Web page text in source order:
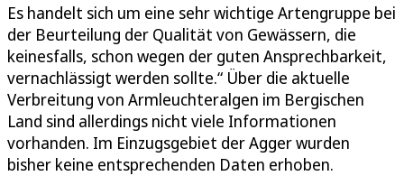
Es handelt sich um eine sehr wichtige Artengruppe bei
der Beurteilung der Qualität von Gewässern, die
keinesfalls, schon wegen der guten Ansprechbarkeit,
vernachlässigt werden sollte.“ Über die aktuelle
Verbreitung von Armleuchteralgen im Bergischen
Land sind allerdings nicht viele Informationen
vorhanden. Im Einzugsgebiet der Agger wurden
bisher keine entsprechenden Daten erhoben.